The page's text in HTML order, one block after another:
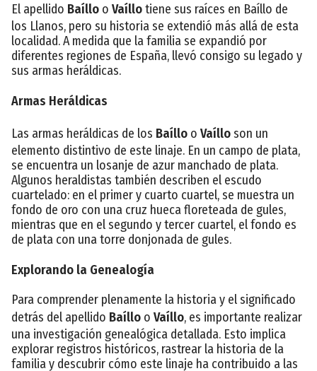
El apellido Baíllo o Vaíllotiene sus raíces en Baíllo de
los Llanos, pero su historia se extendió más allá de esta
localidad. A medida que la familia se expandió por
diferentes regiones de España, llevó consigo su legado y
sus armas heráldicas.
Armas Heráldicas
Las armas heráldicas de los Baíllo o Vaílloson un
elemento distintivo de este linaje. En un campo de plata,
se encuentra un losanje de azur manchado de plata.
Algunos heraldistas también describen el escudo
cuartelado: en el primer y cuarto cuartel, se muestra un
fondo de oro con una cruz hueca floreteada de gules,
mientras que en el segundo y tercer cuartel, el fondo es
de plata con una torre donjonada de gules.
Explorando la Genealogía
Para comprender plenamente la historia y el significado
detrás del apellido Baíllo o Vaíllo, es importante realizar
una investigación genealógica detallada. Esto implica
explorar registros históricos, rastrear la historia de la
familia y descubrir cómo este linaje ha contribuido a las